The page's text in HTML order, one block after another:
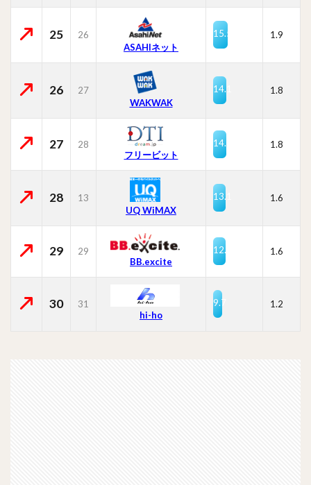
25
26
ASAHIネット
15.5 1.9
26
27
WAKWAK
14.1 1.8
27
28
フリービット
14.1 1.8
28
13
UQ WiMAX
13.1 1.6
29
29
BB.excite
12.9 1.6
30
31
hi-ho
9.7 1.2